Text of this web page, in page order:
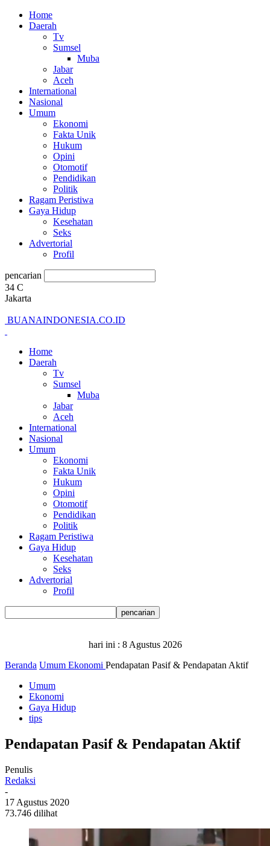
Home
Daerah
Tv
Sumsel
Muba
Jabar
Aceh
International
Nasional
Umum
Ekonomi
Fakta Unik
Hukum
Opini
Otomotif
Pendidikan
Politik
Ragam Peristiwa
Gaya Hidup
Kesehatan
Seks
Advertorial
Profil
pencarian
34 C
Jakarta
BUANAINDONESIA.CO.ID
Home
Daerah
Tv
Sumsel
Muba
Jabar
Aceh
International
Nasional
Umum
Ekonomi
Fakta Unik
Hukum
Opini
Otomotif
Pendidikan
Politik
Ragam Peristiwa
Gaya Hidup
Kesehatan
Seks
Advertorial
Profil
hari ini : 8 Agustus 2026
Beranda Umum Ekonomi Pendapatan Pasif & Pendapatan Aktif
Umum
Ekonomi
Gaya Hidup
tips
Pendapatan Pasif & Pendapatan Aktif
Penulis
Redaksi
-
17 Agustus 2020
73.746 dilihat